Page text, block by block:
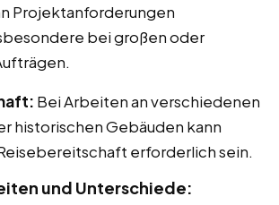
Projektanforderungen
bei großen oder
Bei Arbeiten an verschiedenen
historischen Gebäuden kann
erforderlich sein.
und Unterschiede: